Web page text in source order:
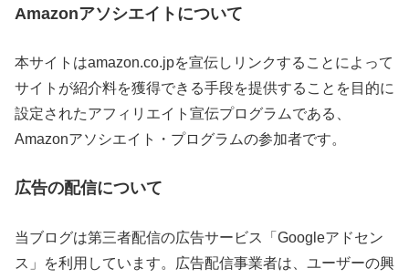
Amazonアソシエイトについて
本サイトはamazon.co.jpを宣伝しリンクすることによって
サイトが紹介料を獲得できる手段を提供することを目的に
設定されたアフィリエイト宣伝プログラムである、
Amazonアソシエイト・プログラムの参加者です。
広告の配信について
当ブログは第三者配信の広告サービス「Googleアドセン
ス」を利用しています。広告配信事業者は、ユーザーの興